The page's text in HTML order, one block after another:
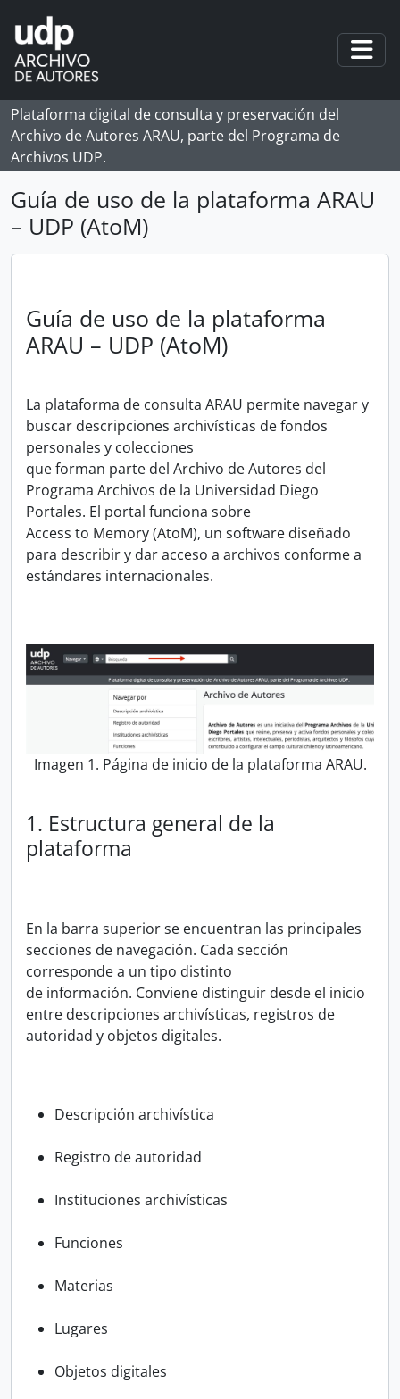
Skip to main content
Plataforma digital de consulta y preservación del
Archivo de Autores ARAU, parte del Programa de
Archivos UDP.
Guía de uso de la plataforma ARAU
– UDP (AtoM)
Guía de uso de la plataforma
ARAU – UDP (AtoM)
La plataforma de consulta ARAU permite navegar y
buscar descripciones archivísticas de fondos
personales y colecciones
que forman parte del Archivo de Autores del
Programa Archivos de la Universidad Diego
Portales. El portal funciona sobre
Access to Memory (AtoM), un software diseñado
para describir y dar acceso a archivos conforme a
estándares internacionales.
Imagen 1. Página de inicio de la plataforma ARAU.
1. Estructura general de la
plataforma
En la barra superior se encuentran las principales
secciones de navegación. Cada sección
corresponde a un tipo distinto
de información. Conviene distinguir desde el inicio
entre descripciones archivísticas, registros de
autoridad y objetos digitales.
Descripción archivística
Registro de autoridad
Instituciones archivísticas
Funciones
Materias
Lugares
Objetos digitales